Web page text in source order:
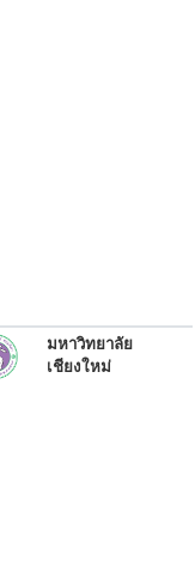
มหาวิทยาลัย
เชียงใหม่